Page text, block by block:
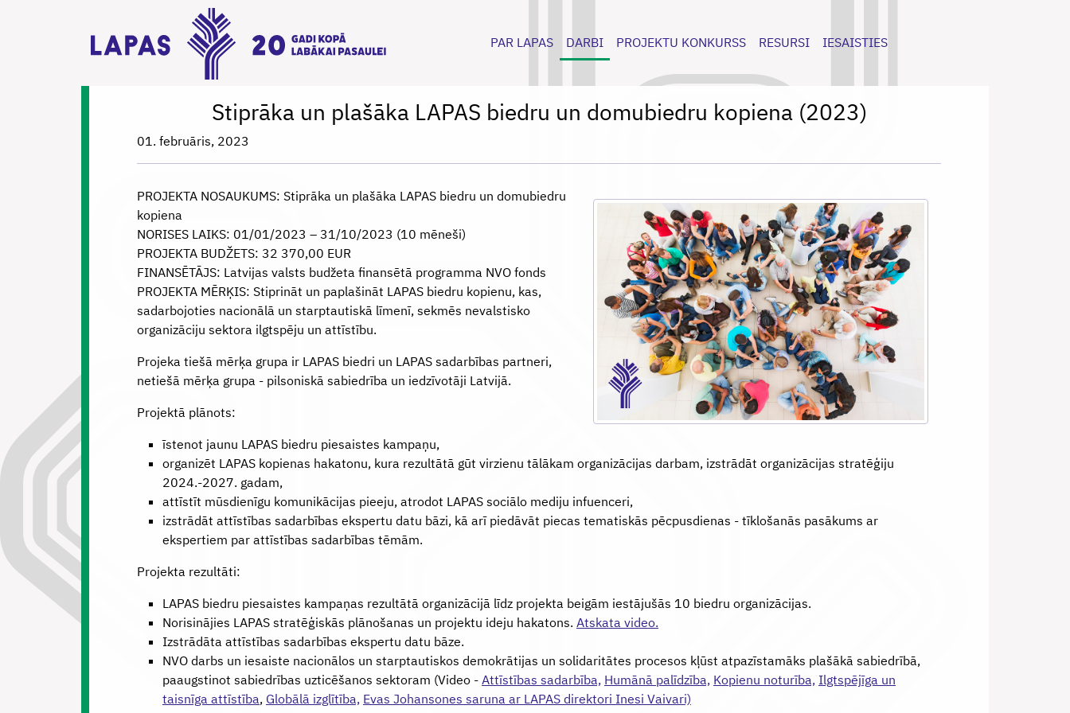
PAR LAPAS DARBI PROJEKTU KONKURSS RESURSI IESAISTIES
Stiprāka un plašāka LAPAS biedru un domubiedru kopiena (2023)
01. februāris, 2023
PROJEKTA NOSAUKUMS: Stiprāka un plašāka LAPAS biedru un domubiedru
kopiena
NORISES LAIKS: 01/01/2023 – 31/10/2023 (10 mēneši)
PROJEKTA BUDŽETS: 32 370,00 EUR
FINANSĒTĀJS: Latvijas valsts budžeta finansētā programma NVO fonds
PROJEKTA MĒRĶIS: Stiprināt un paplašināt LAPAS biedru kopienu, kas,
sadarbojoties nacionālā un starptautiskā līmenī, sekmēs nevalstisko
organizāciju sektora ilgtspēju un attīstību.
Projeka tiešā mērķa grupa ir LAPAS biedri un LAPAS sadarbības partneri,
netiešā mērķa grupa - pilsoniskā sabiedrība un iedzīvotāji Latvijā.
Projektā plānots:
īstenot jaunu LAPAS biedru piesaistes kampaņu,
organizēt LAPAS kopienas hakatonu, kura rezultātā gūt virzienu tālākam organizācijas darbam, izstrādāt organizācijas stratēģiju
2024.-2027. gadam,
attīstīt mūsdienīgu komunikācijas pieeju, atrodot LAPAS sociālo mediju infuenceri,
izstrādāt attīstības sadarbības ekspertu datu bāzi, kā arī piedāvāt piecas tematiskās pēcpusdienas - tīklošanās pasākums ar
ekspertiem par attīstības sadarbības tēmām.
Projekta rezultāti:
LAPAS biedru piesaistes kampaņas rezultātā organizācijā līdz projekta beigām iestājušās 10 biedru organizācijas.
Norisinājies LAPAS stratēģiskās plānošanas un projektu ideju hakatons. Atskata video.
Izstrādāta attīstības sadarbības ekspertu datu bāze.
NVO darbs un iesaiste nacionālos un starptautiskos demokrātijas un solidaritātes procesos kļūst atpazīstamāks plašākā sabiedrībā,
paaugstinot sabiedrības uzticēšanos sektoram (Video - Attīstības sadarbība, Humānā palīdzība, Kopienu noturība, Ilgtspējīga un
taisnīga attīstība, Globālā izglītība, Evas Johansones saruna ar LAPAS direktori Inesi Vaivari)